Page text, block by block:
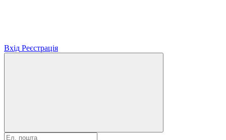
Вхід Реєстрація